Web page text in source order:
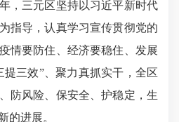
三元区坚持以习近平新时代
指导，认真学习宣传贯彻党的
情要防住、经济要稳住、发展
三效”、聚力真抓实干，全区
防风险、保安全、护稳定，生
的进展。